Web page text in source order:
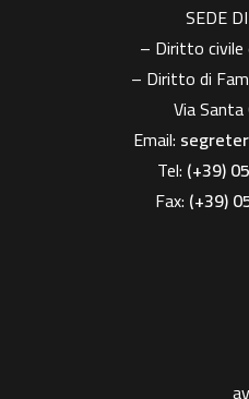
SEDE
– Diritto
– Diritto di
Via
Email:
Tel: (+39)
Fax: (+39)